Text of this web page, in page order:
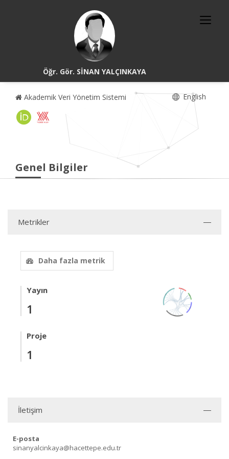
Öğr. Gör. SİNAN YALÇINKAYA
Akademik Veri Yönetim Sistemi English
Genel Bilgiler
Metrikler
Daha fazla metrik
Yayın
1
Proje
1
İletişim
E-posta
sinanyalcinkaya@hacettepe.edu.tr